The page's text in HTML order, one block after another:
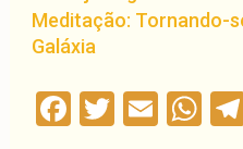
Meditação: Tornando-
Galáxia
Facebook
Twitter
Email